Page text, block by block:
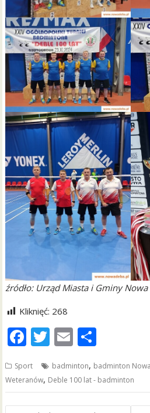
źródło: Urząd Miasta i Gminy
Kliknięć: 268
F
e
b
T
itt
er
E
ai
l
ar
e
Sport badminton, badminton
Weteranów, Deble 100 lat - badminton